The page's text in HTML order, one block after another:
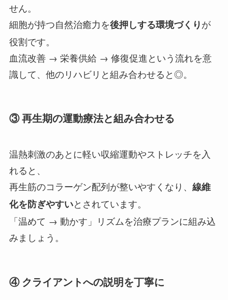
せん。
細胞が持つ自然治癒力を後押しする環境づくり が
役割です。
血流改善 → 栄養供給 → 修復促進という流れを意
識して、他のリハビリと組み合わせると◎。
③ 再生期の運動療法と組み合わせる
温熱刺激のあとに軽い収縮運動やストレッチを入
れると、
再生筋のコラーゲン配列が整いやすくなり、
線維
化を防ぎやすいとされています。
「温めて → 動かす」リズムを治療プランに組み込
みましょう。
④ クライアントへの説明を丁寧に